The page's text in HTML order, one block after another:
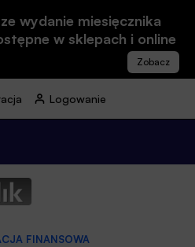
wydanie miesięcznika
w sklepach i online
Logowanie
FINANSOWA